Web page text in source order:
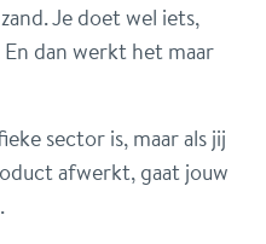
Je doet wel iets,
dan werkt het maar
sector is, maar als jij
afwerkt, gaat jouw